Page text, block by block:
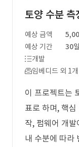
토양 수분
예상 금액
예상 기간
30일
개발
임베디드 외 1개
이 프로젝트는
표로 하며, 핵
작, 펌웨어 개
내 수분에 따라